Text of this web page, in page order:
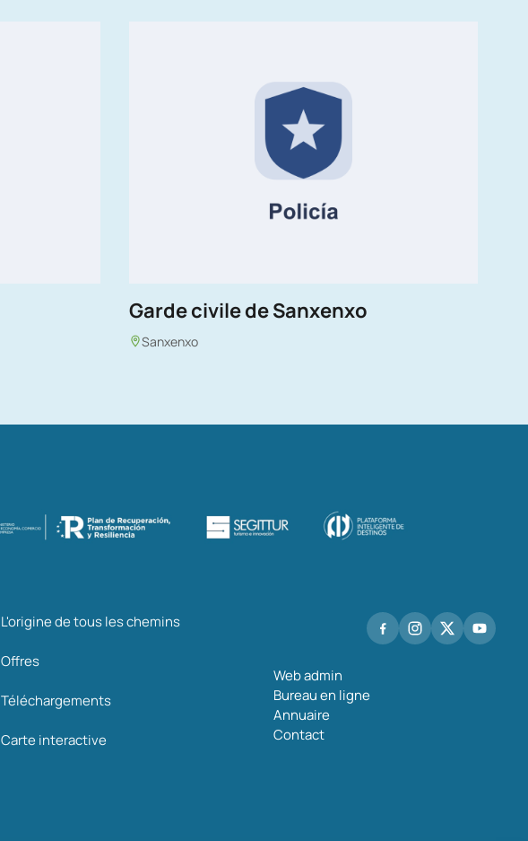
Garde civile de Sanxenxo
Sanxenxo
L'origine de tous les chemins
Offres
Téléchargements
Carte interactive
Web admin
Bureau en ligne
Annuaire
Contact